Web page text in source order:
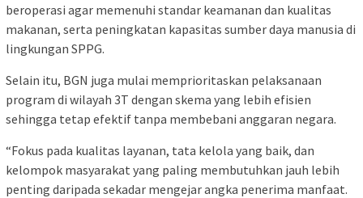
beroperasi agar memenuhi standar keamanan dan kualitas
makanan, serta peningkatan kapasitas sumber daya manusia di
lingkungan SPPG.
Selain itu, BGN juga mulai memprioritaskan pelaksanaan
program di wilayah 3T dengan skema yang lebih efisien
sehingga tetap efektif tanpa membebani anggaran negara.
“Fokus pada kualitas layanan, tata kelola yang baik, dan
kelompok masyarakat yang paling membutuhkan jauh lebih
penting daripada sekadar mengejar angka penerima manfaat.